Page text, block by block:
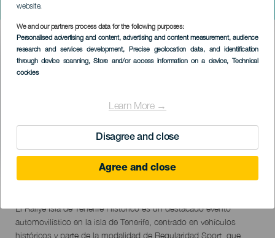
website.
We and our partners process data for the following purposes:
Personalised advertising and content, advertising and content measurement, audience
research and services development, Precise geolocation data, and identification
through device scanning, Store and/or access information on a device, Technical
cookies
Learn More →
Disagree and close
Agree and close
Rallye Orvecame Isla Tenerife
Imagen
Listado
September 2026
Descripción
del
evento
El Rallye Isla de Tenerife Histórico es un destacado evento
automovilístico en la isla de Tenerife, centrado en vehículos
históricos y parte de la modalidad de Regularidad Sport, que